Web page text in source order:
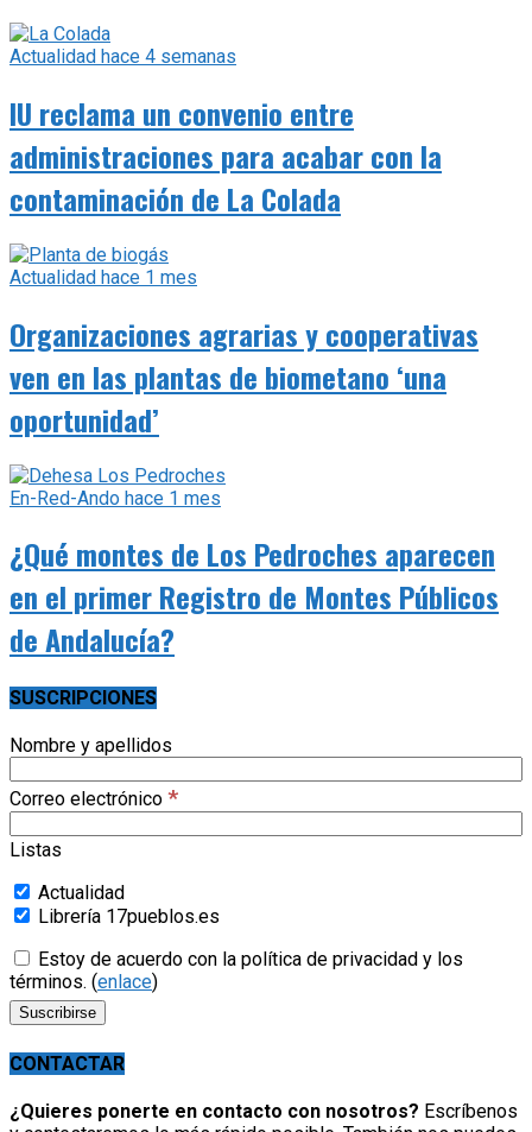
Actualidad hace 4 semanas
IU reclama un convenio entre
administraciones para acabar con la
contaminación de La Colada
Actualidad hace 1 mes
Organizaciones agrarias y cooperativas
ven en las plantas de biometano ‘una
oportunidad’
En-Red-Ando hace 1 mes
¿Qué montes de Los Pedroches aparecen
en el primer Registro de Montes Públicos
de Andalucía?
SUSCRIPCIONES
Nombre y apellidos
Correo electrónico *
Listas
Actualidad
Librería 17pueblos.es
Estoy de acuerdo con la política de privacidad y los
términos. (enlace)
CONTACTAR
¿Quieres ponerte en contacto con nosotros? Escríbenos